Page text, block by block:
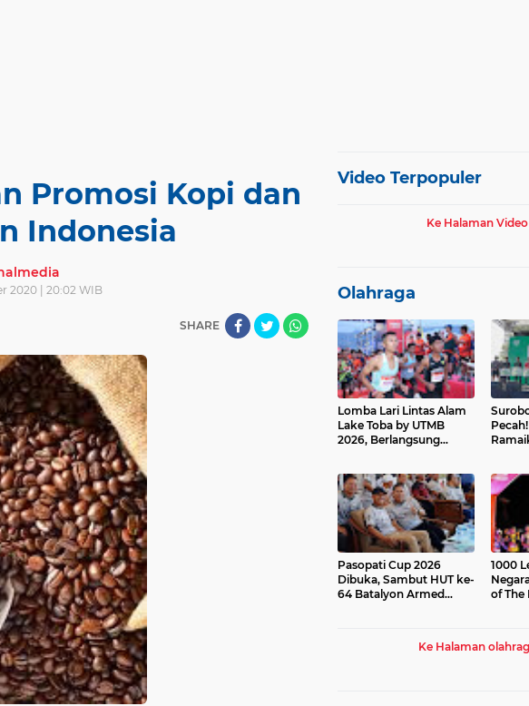
Promosi Kopi dan
Indonesia
2020 | 20:02 WIB
SHARE
Video Terpopuler
Ke Halaman Video
Olahraga
Lomba Lari Lintas Alam
Lake Toba by UTMB
2026, Berlangsung
Pasopati Cup 2026
Dibuka, Sambut HUT ke-
64 Batalyon Armed
1000
of The
Ke Halaman